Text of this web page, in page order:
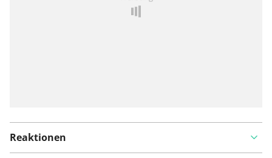
Reaktionen